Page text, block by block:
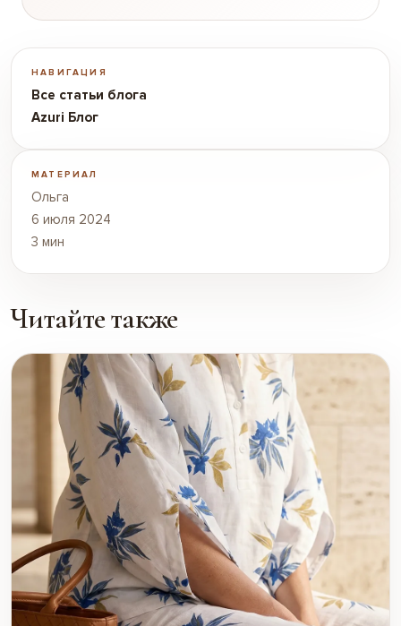
НАВИГАЦИЯ
Все статьи блога
Azuri Блог
МАТЕРИАЛ
Ольга
6 июля 2024
3 мин
Читайте также